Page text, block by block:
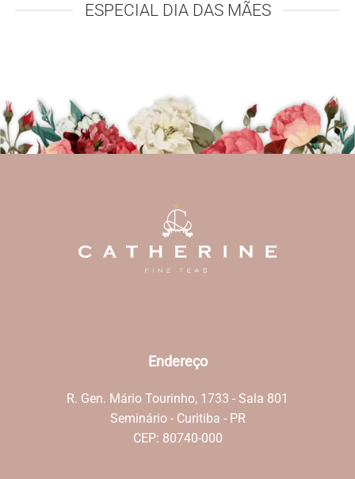
ESPECIAL DIA DAS MÃES
Endereço
R. Gen. Mário Tourinho, 1733 - Sala 801
Seminário - Curitiba - PR
CEP: 80740-000